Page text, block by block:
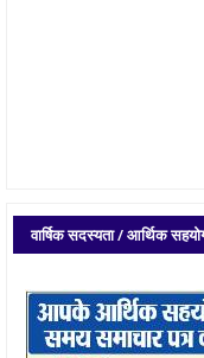
वार्षिक सदस्यता / आर्थिक